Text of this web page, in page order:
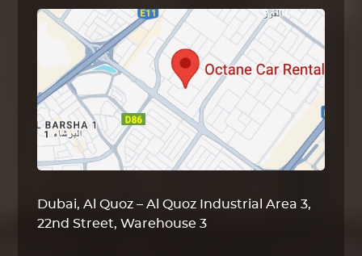
Dubai, Al Quoz – Al Quoz Industrial Area 3,
22nd Street, Warehouse 3